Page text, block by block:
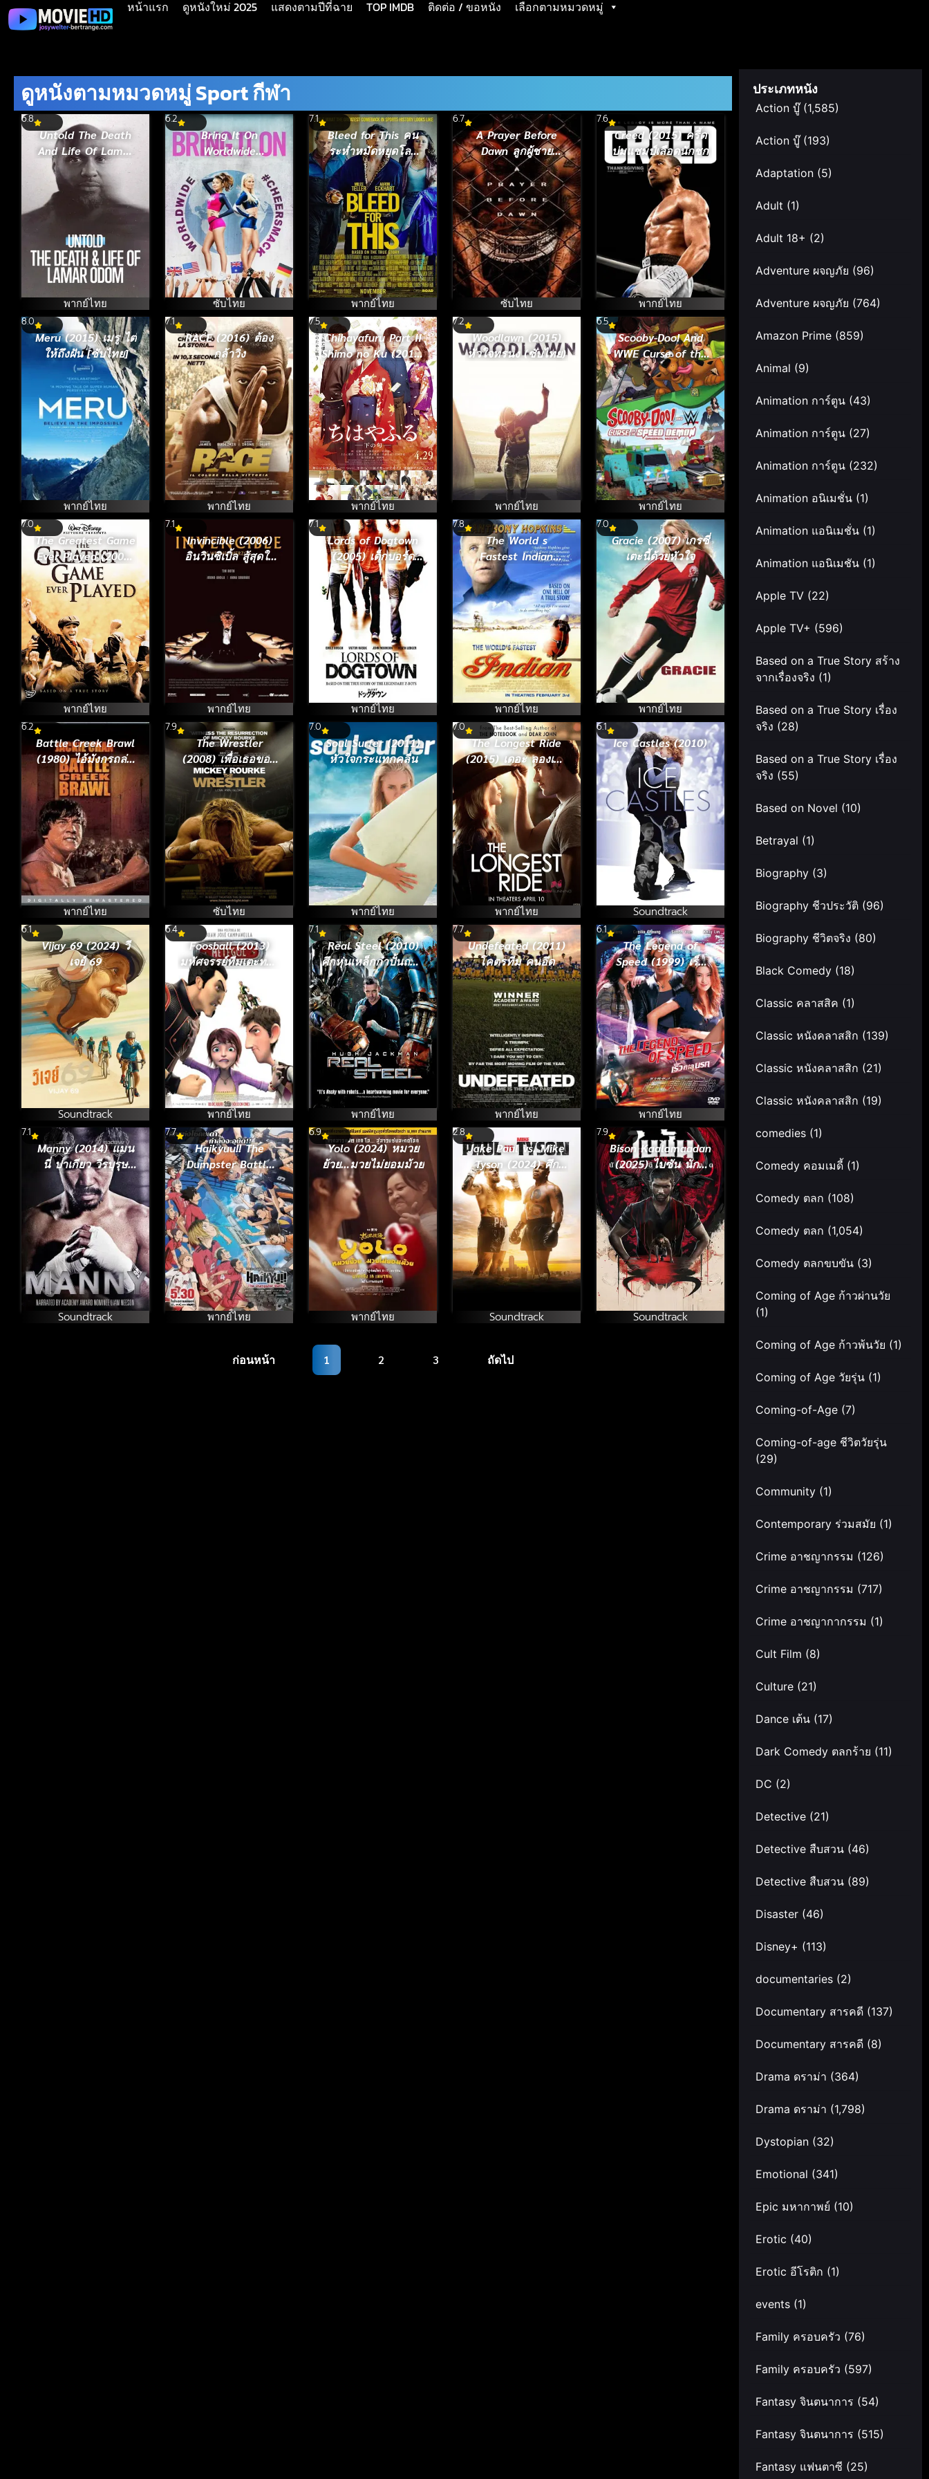
หน้าแรก ดูหนังใหม่ 2025 แสดงตามปีที่ฉาย TOP IMDB ติดต่อ / ขอหนัง เลือกตามหมวดหมู่
ดูหนังตามหมวดหมู่ Sport กีฬา
6.8
Untold The Death
And Life Of Lamar
Odom ความตายและ
ชีวิตของลามาร์ โอด
อม (2026)
พากย์ไทย
6.2
Bring It On
Worldwide
#Cheersmack สาว
เชียร์เท้าไฟ หัวใจวี้ด
บึ้ม ภาค 7 ซับไทย
(2017)
ซับไทย
7.1
Bleed for This คน
ระห่ำหมัดหยุดโลก
(2016)
พากย์ไทย
6.7
A Prayer Before
Dawn ลูกผู้ชาย
สังเวียนเดือด (ซับ
ไทย) (2018)
ซับไทย
7.6
Creed (2015) ครี้ด
บ่มแชมป์เลือดนักชก
พากย์ไทย
8.0
Meru (2015) เมรู ไต่
ให้ถึงฝัน [ซับไทย]
พากย์ไทย
7.1
RACE (2016) ต้อง
กล้าวิ่ง
พากย์ไทย
7.5
Chihayafuru Part II
Shimo no Ku (2016)
จิฮายะ กลอนรักพิชิต
ใจเธอ 2 [ซับไทย]
พากย์ไทย
7.2
Woodlawn (2015)
หัวใจทรนง (ซับไทย)
พากย์ไทย
6.5
Scooby-Doo! And
WWE Curse of the
Speed Demon
(2016) สคูบี้-ดู! ตอน
คำสาปปีศาจพันธุ์ซิ่ง
พากย์ไทย
7.0
The Greatest Game
Ever Played (2005)
เกมยิ่งใหญ่…ชัยชนะ
เหนือความฝัน
พากย์ไทย
7.1
Invincible (2006)
อินวินซิเบิ้ล สู้สุดใจ
เกมนี้ไม่มีวันแพ้
พากย์ไทย
7.1
Lords of Dogtown
(2005) เด็กบอร์ด
พันธุ์ซ่าส์ขาติดล้อ
พากย์ไทย
7.8
The World s
Fastest Indian
(2005) บิดสุดใจ แรง
เกินฝัน
พากย์ไทย
7.0
Gracie (2007) เกรซี่
เตะนี้ด้วยหัวใจ
พากย์ไทย
6.2
Battle Creek Brawl
(1980) ไอ้มังกรถล่ม
ปฐพี
พากย์ไทย
7.9
The Wrestler
(2008) เพื่อเธอขอสู้
ยิบตา
ซับไทย
7.0
Soul Surfer (2011)
หัวใจกระแทกคลื่น
พากย์ไทย
7.0
The Longest Ride
(2015) เดอะ ลองเกส
ไรด์ ระยะทางพิสูจน์
รัก
พากย์ไทย
6.1
Ice Castles (2010)
Soundtrack
6.1
Vijay 69 (2024) วี
เจย์ 69
Soundtrack
6.4
Foosball (2013)
มหัศจรรย์ทีมเตะทะลุ
มิติ
พากย์ไทย
7.1
Real Steel (2010)
ศึกหุ่นเหล็กกำปั้นถล่ม
ปฐพี
พากย์ไทย
7.7
Undefeated (2011)
โคตรทีม คนอึด
พากย์ไทย
6.1
The Legend of
Speed (1999) เร็ว
ทะลุนรก
พากย์ไทย
7.1
Manny (2014) แมน
นี่ ปาเกียว วีรบุรุษ
สังเวียนโลก (ซับไทย)
Soundtrack
7.7
Haikyuu!! The
Dumpster Battle
(2024) ไฮคิว!! คู่ตบ
ฟ้าประทาน ตอน ศึก
ที่กองขยะ
พากย์ไทย
6.9
Yolo (2024) หมวย
ย้วย…มวยไม่ยอมม้วย
พากย์ไทย
2.8
Jake Paul vs. Mike
Tyson (2024) ศึก
สะท้านโลก : เจค
พอล ปะทะ ไมค์ ไท
สัน
Soundtrack
7.9
Bison Kaalamaadan
(2025) ไบซัน นักสู้
เลือดเดือด
Soundtrack
ก่อนหน้า 1 2 3 ถัดไป
ประเภทหนัง
Action บู๊(1,585)
Action บู๊(193)
Adaptation (5)
Adult (1)
Adult 18+ (2)
Adventure ผจญภัย (96)
Adventure ผจญภัย (764)
Amazon Prime (859)
Animal (9)
Animation การ์ตูน (43)
Animation การ์ตูน (27)
Animation การ์ตูน (232)
Animation อนิเมชั่น (1)
Animation แอนิเมชั่น (1)
Animation แอนิเมชัน (1)
Apple TV (22)
Apple TV+ (596)
Based on a True Story สร้าง
จากเรื่องจริง (1)
Based on a True Story เรื่อง
จริง (28)
Based on a True Story เรื่อง
จริง (55)
Based on Novel (10)
Betrayal (1)
Biography (3)
Biography ชีวประวัติ (96)
Biography ชีวิตจริง (80)
Black Comedy (18)
Classic คลาสสิค (1)
Classic หนังคลาสสิก (139)
Classic หนังคลาสสิก (21)
Classic หนังคลาสสิก (19)
comedies (1)
Comedy คอมเมดี้ (1)
Comedy ตลก (108)
Comedy ตลก (1,054)
Comedy ตลกขบขัน (3)
Coming of Age ก้าวผ่านวัย
(1)
Coming of Age ก้าวพ้นวัย (1)
Coming of Age วัยรุ่น (1)
Coming-of-Age (7)
Coming-of-age ชีวิตวัยรุ่น
(29)
Community (1)
Contemporary ร่วมสมัย (1)
Crime อาชญากรรม (126)
Crime อาชญากรรม (717)
Crime อาชญากากรรม (1)
Cult Film (8)
Culture (21)
Dance เต้น (17)
Dark Comedy ตลกร้าย (11)
DC (2)
Detective (21)
Detective สืบสวน (46)
Detective สืบสวน (89)
Disaster (46)
Disney+ (113)
documentaries (2)
Documentary สารคดี (137)
Documentary สารคดี (8)
Drama ดราม่า (364)
Drama ดราม่า (1,798)
Dystopian (32)
Emotional (341)
Epic มหากาพย์ (10)
Erotic (40)
Erotic อีโรติก (1)
events (1)
Family ครอบครัว (76)
Family ครอบครัว (597)
Fantasy จินตนาการ (54)
Fantasy จินตนาการ (515)
Fantasy แฟนตาซี (25)